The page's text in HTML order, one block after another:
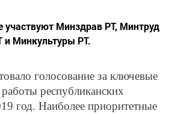
участвуют Минздрав РТ, Минтруд
и Минкультуры РТ.
голосование за ключевые
республиканских
год. Наиболее приоритетные